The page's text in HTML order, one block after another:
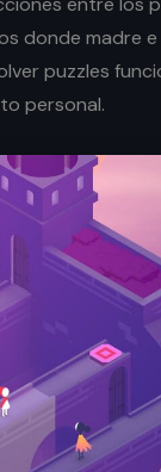
donde madre e
puzzles
personal.